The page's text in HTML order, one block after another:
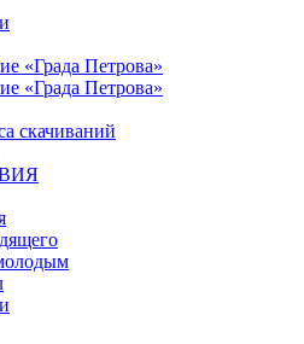
«Града Петрова»
«Града Петрова»
скачиваний